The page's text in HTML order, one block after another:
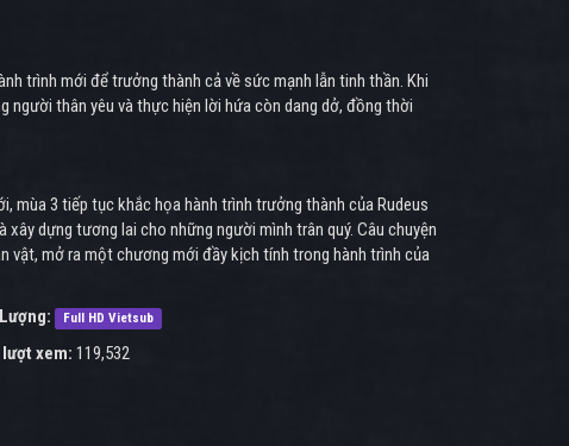
trình mới để trưởng thành cả về sức mạnh lẫn tinh thần. Khi
người thân yêu và thực hiện lời hứa còn dang dở, đồng thời
mùa 3 tiếp tục khắc họa hành trình trưởng thành của Rudeus
dựng tương lai cho những người mình trân quý. Câu chuyện
vật, mở ra một chương mới đầy kịch tính trong hành trình của
Full HD Vietsub
xem: 119,532